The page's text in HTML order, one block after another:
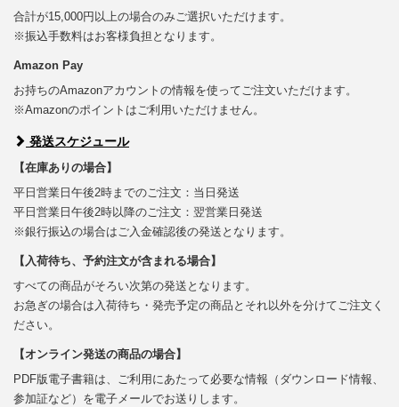
合計が15,000円以上の場合のみご選択いただけます。
※振込手数料はお客様負担となります。
Amazon Pay
お持ちのAmazonアカウントの情報を使ってご注文いただけます。
※Amazonのポイントはご利用いただけません。
発送スケジュール
【在庫ありの場合】
平日営業日午後2時までのご注文：当日発送
平日営業日午後2時以降のご注文：翌営業日発送
※銀行振込の場合はご入金確認後の発送となります。
【入荷待ち、予約注文が含まれる場合】
すべての商品がそろい次第の発送となります。
お急ぎの場合は入荷待ち・発売予定の商品とそれ以外を分けてご注文く
ださい。
【オンライン発送の商品の場合】
PDF版電子書籍は、ご利用にあたって必要な情報（ダウンロード情報、
参加証など）を電子メールでお送りします。